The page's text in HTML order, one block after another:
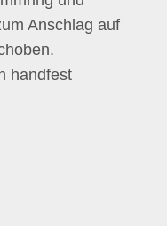
Anschlag auf
handfest